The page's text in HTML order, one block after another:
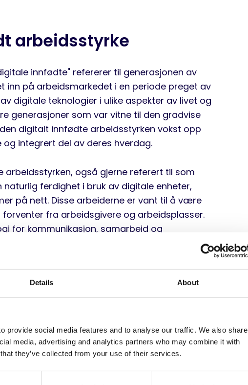
Details About
provide social media features and to analyse our traffic. We also share
media, advertising and analytics partners who may combine it with
they’ve collected from your use of their services.
arbeidsstyrke
innfødte" refererer til generasjonen av
inn på arbeidsmarkedet i en periode preget av
digitale teknologier i ulike aspekter av livet og
generasjoner som var vitne til den gradvise
digitalt innfødte arbeidsstyrken vokst opp
integrert del av deres hverdag.
også gjerne referert til som
naturlig ferdighet i bruk av digitale enheter,
på nett. Disse arbeiderne er vant til å være
fra arbeidsgivere og arbeidsplasser.
for kommunikasjon, samarbeid og
for digitale verktøy fra en tidlig alder.
være effektiv på gjennom strategisk bruk av
resultater og produktivt arbeid hjemmefra
er formet av sin kjennskap til det digitale
raske til å tilpasse seg nye teknologier og
med seg et unikt sett med ferdigheter og